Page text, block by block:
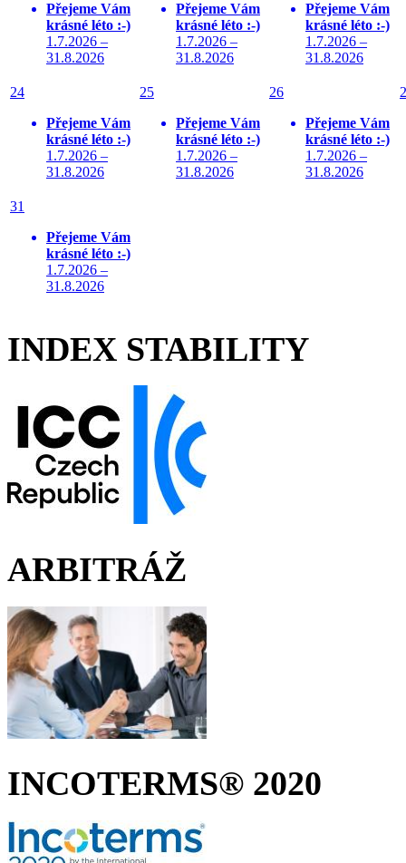
Přejeme Vám
krásné léto :-)
1.7.2026 –
31.8.2026
Přejeme Vám
krásné léto :-)
1.7.2026 –
31.8.2026
Přejeme Vám
krásné léto :-)
1.7.2026 –
31.8.2026
24
Přejeme Vám
krásné léto :-)
1.7.2026 –
31.8.2026
25
Přejeme Vám
krásné léto :-)
1.7.2026 –
31.8.2026
26
Přejeme Vám
krásné léto :-)
1.7.2026 –
31.8.2026
31
Přejeme Vám
krásné léto :-)
1.7.2026 –
31.8.2026
INDEX STABILITY
ARBITRÁŽ
INCOTERMS® 2020